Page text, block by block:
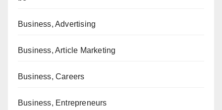
Business, Advertising
Business, Article Marketing
Business, Careers
Business, Entrepreneurs